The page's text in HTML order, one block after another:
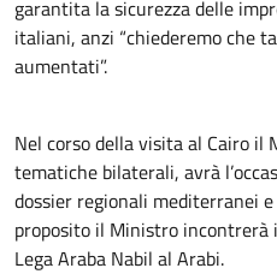
garantita la sicurezza delle
italiani, anzi “chiederemo che
aumentati”.
Nel corso della visita al Cairo il
tematiche bilaterali, avrà
dossier regionali mediterranei
proposito il Ministro incontrerà
Lega Araba Nabil al Arabi.